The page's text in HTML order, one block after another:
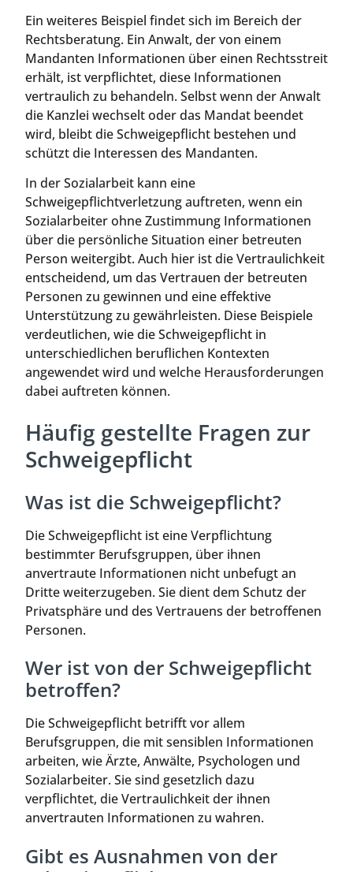
Ein weiteres Beispiel findet sich im Bereich der
Rechtsberatung. Ein Anwalt, der von einem
Mandanten Informationen über einen Rechtsstreit
erhält, ist verpflichtet, diese Informationen
vertraulich zu behandeln. Selbst wenn der Anwalt
die Kanzlei wechselt oder das Mandat beendet
wird, bleibt die Schweigepflicht bestehen und
schützt die Interessen des Mandanten.
In der Sozialarbeit kann eine
Schweigepflichtverletzung auftreten, wenn ein
Sozialarbeiter ohne Zustimmung Informationen
über die persönliche Situation einer betreuten
Person weitergibt. Auch hier ist die Vertraulichkeit
entscheidend, um das Vertrauen der betreuten
Personen zu gewinnen und eine effektive
Unterstützung zu gewährleisten. Diese Beispiele
verdeutlichen, wie die Schweigepflicht in
unterschiedlichen beruflichen Kontexten
angewendet wird und welche Herausforderungen
dabei auftreten können.
Häufig gestellte Fragen zur
Schweigepflicht
Was ist die Schweigepflicht?
Die Schweigepflicht ist eine Verpflichtung
bestimmter Berufsgruppen, über ihnen
anvertraute Informationen nicht unbefugt an
Dritte weiterzugeben. Sie dient dem Schutz der
Privatsphäre und des Vertrauens der betroffenen
Personen.
Wer ist von der Schweigepflicht
betroffen?
Die Schweigepflicht betrifft vor allem
Berufsgruppen, die mit sensiblen Informationen
arbeiten, wie Ärzte, Anwälte, Psychologen und
Sozialarbeiter. Sie sind gesetzlich dazu
verpflichtet, die Vertraulichkeit der ihnen
anvertrauten Informationen zu wahren.
Gibt es Ausnahmen von der